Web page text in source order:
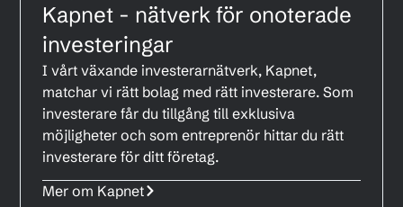
Kapnet - nätverk för onoterade
investeringar
I vårt växande investerarnätverk, Kapnet,
matchar vi rätt bolag med rätt investerare. Som
investerare får du tillgång till exklusiva
möjligheter och som entreprenör hittar du rätt
investerare för ditt företag.
Mer om Kapnet